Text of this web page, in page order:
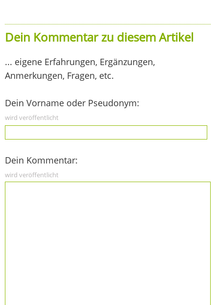
Dein Kommentar zu diesem Artikel
... eigene Erfahrungen, Ergänzungen,
Anmerkungen, Fragen, etc.
Dein Vorname oder Pseudonym:
wird veröffentlicht
Dein Kommentar:
wird veröffentlicht